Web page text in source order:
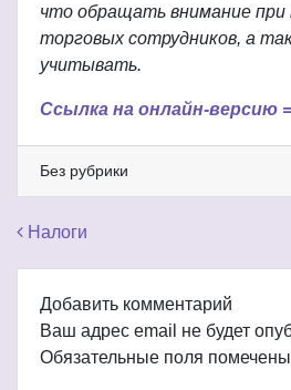
что обращать внимание при
торговых сотрудников, а
учитывать.
Ссылка на онлайн-версию
Без рубрики
Навигация по
Налоги
Добавить комментарий
Ваш адрес email не будет
Обязательные поля помечены